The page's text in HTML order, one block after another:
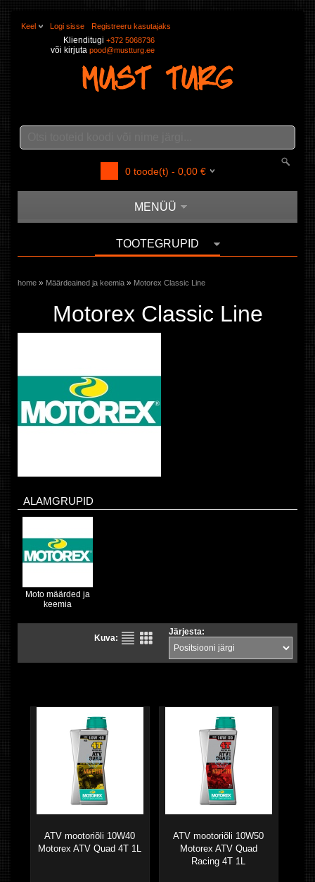
Keel Logi sisse Registreeru kasutajaks
Klienditugi +372 5068736
või kirjuta pood@mustturg.ee
0 toode(t) - 0,00 €
MENÜÜ
TOOTEGRUPID
home » Määrdeained ja keemia » Motorex Classic Line
Motorex Classic Line
ALAMGRUPID
Moto määrded ja
keemia
Järjesta:
Kuva:
ATV mootoriõli 10W40
Motorex ATV Quad 4T 1L
ATV mootoriõli 10W50
Motorex ATV Quad
Racing 4T 1L